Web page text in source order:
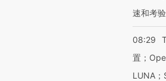
速和考验
08:29
置；
LUNA